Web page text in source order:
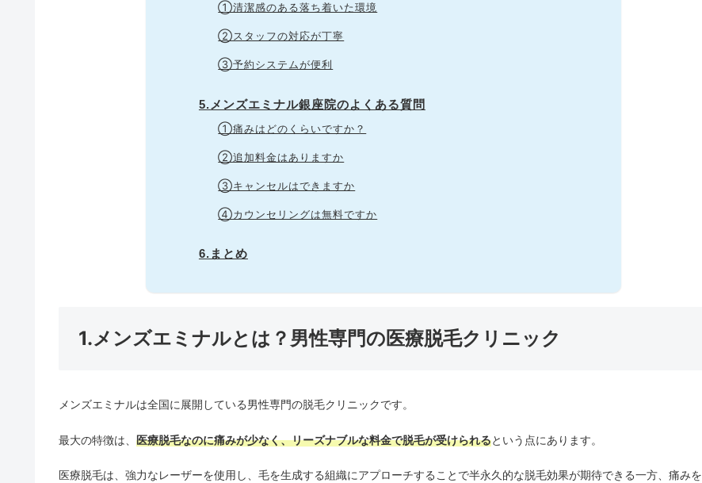
①清潔感のある落ち着いた環境
②スタッフの対応が丁寧
③予約システムが便利
5.メンズエミナル銀座院のよくある質問
①痛みはどのくらいですか？
②追加料金はありますか
③キャンセルはできますか
④カウンセリングは無料ですか
6.まとめ
1.メンズエミナルとは？男性専門の医療脱毛クリニック
メンズエミナルは全国に展開している男性専門の脱毛クリニックです。
最大の特徴は、医療脱毛なのに痛みが少なく、リーズナブルな料金で脱毛が受けられるという点にあります。
医療脱毛は、強力なレーザーを使用し、毛を生成する組織にアプローチすることで半永久的な脱毛効果が期待できる一方、痛みを